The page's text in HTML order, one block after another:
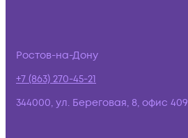
Ростов-на-Дону
+7 (863) 270-45-21
344000, ул. Береговая, 8, офис 409